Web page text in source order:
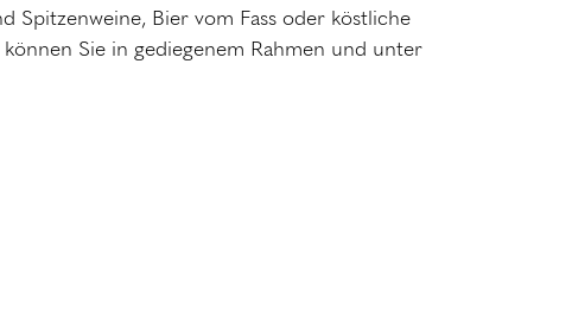
Spitzenweine, Bier vom Fass oder köstliche
Sie in gediegenem Rahmen und unter